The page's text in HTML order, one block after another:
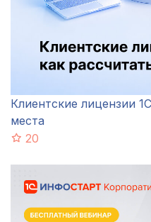
Клиентские лицензии
места
20